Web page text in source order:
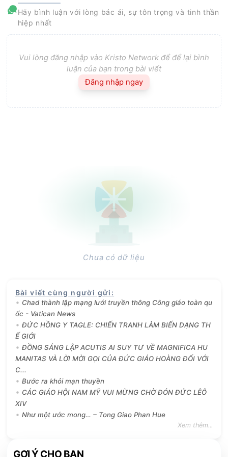
Hãy bình luận với lòng bác ái, sự tôn trọng và tinh thần
hiệp nhất
Vui lòng đăng nhập vào Kristo Network để để lại bình
luận của bạn trong bài viết
Đăng nhập ngay
Chưa có dữ liệu
Bài viết cùng người gửi :
Chad thành lập mạng lưới truyền thông Công giáo toàn qu
ốc - Vatican News
ĐỨC HỒNG Y TAGLE: CHIẾN TRANH LÀM BIẾN DẠNG TH
Ế GIỚI
ĐỒNG SÁNG LẬP ACUTIS AI SUY TƯ VỀ MAGNIFICA HU
MANITAS VÀ LỜI MỜI GỌI CỦA ĐỨC GIÁO HOÀNG ĐỐI VỚI
C...
Bước ra khỏi mạn thuyền
CÁC GIÁO HỘI NAM MỸ VUI MỪNG CHỜ ĐÓN ĐỨC LÊÔ
XIV
Như một ước mong… – Tong Giao Phan Hue
Xem thêm...
GỢI Ý CHO BẠN